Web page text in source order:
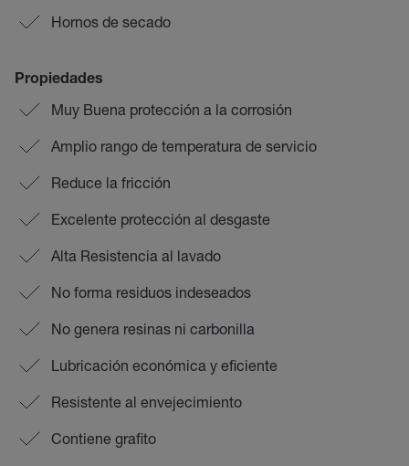
Hornos de secado
Propiedades
Muy Buena protección a la corrosión
Amplio rango de temperatura de servicio
Reduce la fricción
Excelente protección al desgaste
Alta Resistencia al lavado
No forma residuos indeseados
No genera resinas ni carbonilla
Lubricación económica y eficiente
Resistente al envejecimiento
Contiene grafito